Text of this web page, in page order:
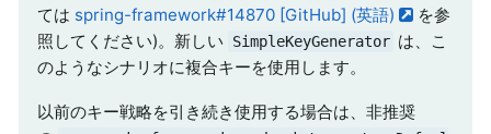
ては spring-framework#14870 [GitHub] (英語)
を参
照してください)。新しい
SimpleKeyGenerator は、こ
のようなシナリオに複合キーを使用します。
以前のキー戦略を引き続き使用する場合は、非推奨